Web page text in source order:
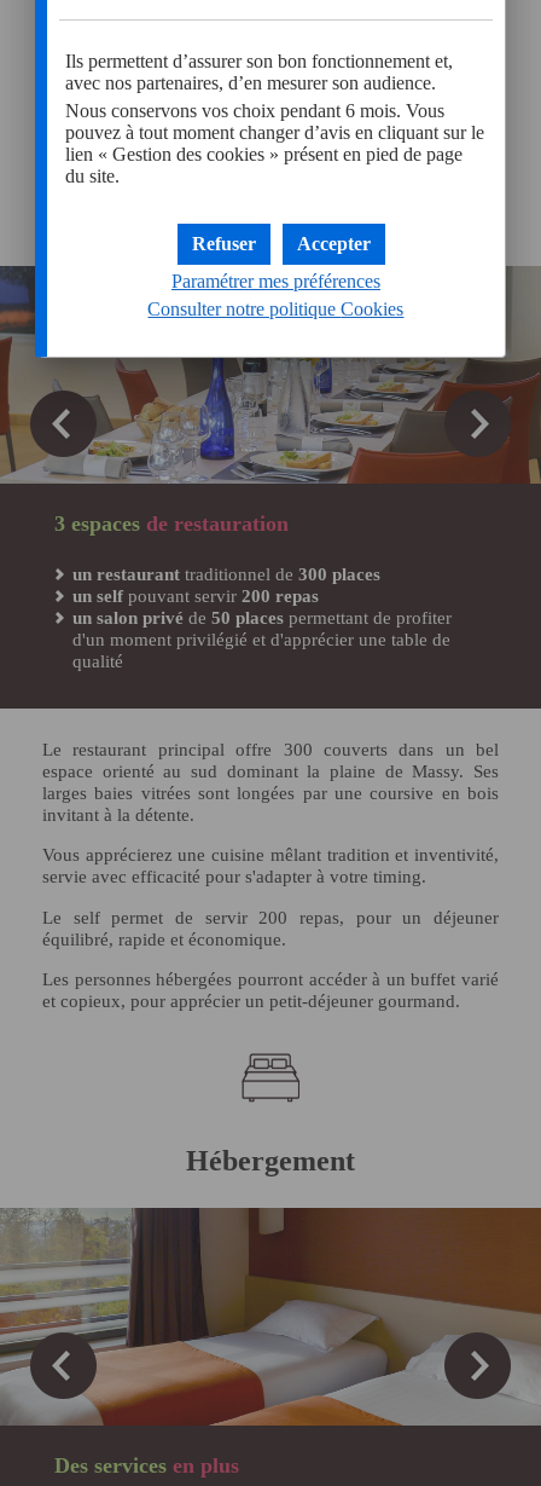
Sur demande nous pouvons vous fournir tout autre type de
malette de vote, etc.).
Restauration
3 espaces de restauration
un restaurant traditionnel de 300 places
un self pouvant servir 200 repas
un salon privé de 50 places permettant de profiter
d'un moment privilégié et d'apprécier une table de
qualité
Le restaurant principal offre 300 couverts dans un bel
espace orienté au sud dominant la plaine de Massy. Ses
larges baies vitrées sont longées par une coursive en bois
invitant à la détente.
Vous apprécierez une cuisine mêlant tradition et inventivité,
servie avec efficacité pour s'adapter à votre timing.
Le self permet de servir 200 repas, pour un déjeuner
équilibré, rapide et économique.
Les personnes hébergées pourront accéder à un buffet varié
et copieux, pour apprécier un petit-déjeuner gourmand.
Hébergement
Des services en plus
Ils permettent d’assurer son bon fonctionnement et,
avec nos partenaires, d’en mesurer son audience.
Nous conservons vos choix pendant 6 mois. Vous
pouvez à tout moment changer d’avis en cliquant sur le
lien « Gestion des cookies » présent en pied de page
du site.
Accepter
Refuser
Paramétrer mes préférences
Consulter notre politiqueCookies